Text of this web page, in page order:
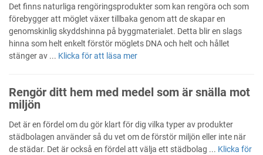
Det finns naturliga rengöringsprodukter som kan rengöra och som
förebygger att möglet växer tillbaka genom att de skapar en
genomskinlig skyddshinna på byggmaterialet. Detta blir en slags
hinna som helt enkelt förstör möglets DNA och helt och hållet
stänger av ... Klicka för att läsa mer
Rengör ditt hem med medel som är snälla mot
miljön
Det är en fördel om du gör klart för dig vilka typer av produkter
städbolagen använder så du vet om de förstör miljön eller inte när
de städar. Det är också en fördel att välja ett städbolag ... Klicka för